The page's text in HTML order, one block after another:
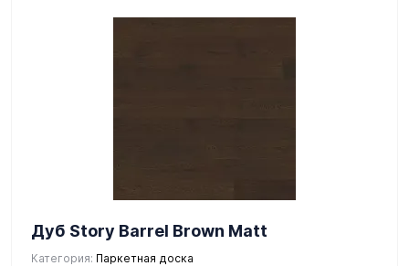
Дуб Story Barrel Brown Matt
Категория: Паркетная доска